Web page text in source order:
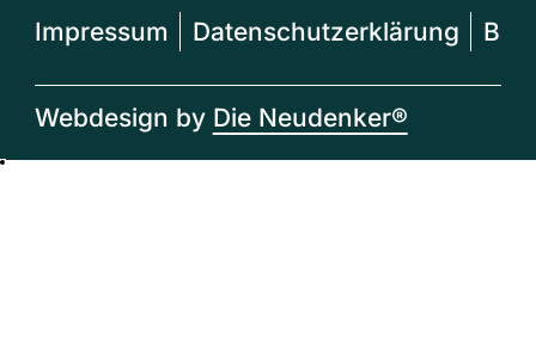
Impressum
Datenschutzerklärung
Webdesign by Die Neudenker®